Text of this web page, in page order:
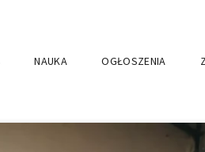
NAUKA OGŁOSZENIA